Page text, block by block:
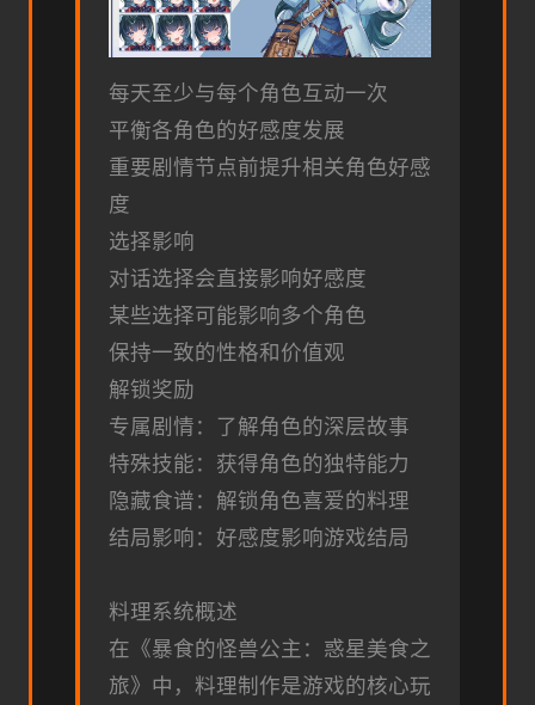
每天至少与每个角色互动一次
平衡各角色的好感度发展
重要剧情节点前提升相关角色好感
度
选择影响
对话选择会直接影响好感度
某些选择可能影响多个角色
保持一致的性格和价值观
解锁奖励
专属剧情：了解角色的深层故事
特殊技能：获得角色的独特能力
隐藏食谱：解锁角色喜爱的料理
结局影响：好感度影响游戏结局
料理系统概述
在《暴食的怪兽公主：惑星美食之
旅》中，料理制作是游戏的核心玩